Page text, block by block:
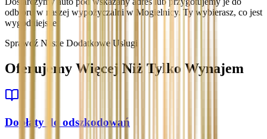
odbioru w naszej wypożyczalni w Mogielnicy. Ty wybierasz, co jest
wygodniejsze.
Sprawdź Nasze Dodatkowe Usługi
Oferujemy Więcej Niż Tylko Wynajem
Dopłaty do odszkodowań